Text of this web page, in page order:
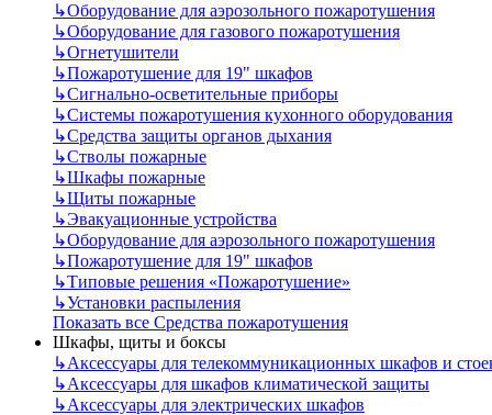
↳Оборудование для аэрозольного пожаротушения
↳Оборудование для газового пожаротушения
↳Огнетушители
↳Пожаротушение для 19" шкафов
↳Сигнально-осветительные приборы
↳Системы пожаротушения кухонного оборудования
↳Средства защиты органов дыхания
↳Стволы пожарные
↳Шкафы пожарные
↳Щиты пожарные
↳Эвакуационные устройства
↳Оборудование для аэрозольного пожаротушения
↳Пожаротушение для 19" шкафов
↳Типовые решения «Пожаротушение»
↳Установки распыления
Показать все Средства пожаротушения
Шкафы, щиты и боксы
↳Аксессуары для телекоммуникационных шкафов и
↳Аксессуары для шкафов климатической защиты
↳Аксессуары для электрических шкафов